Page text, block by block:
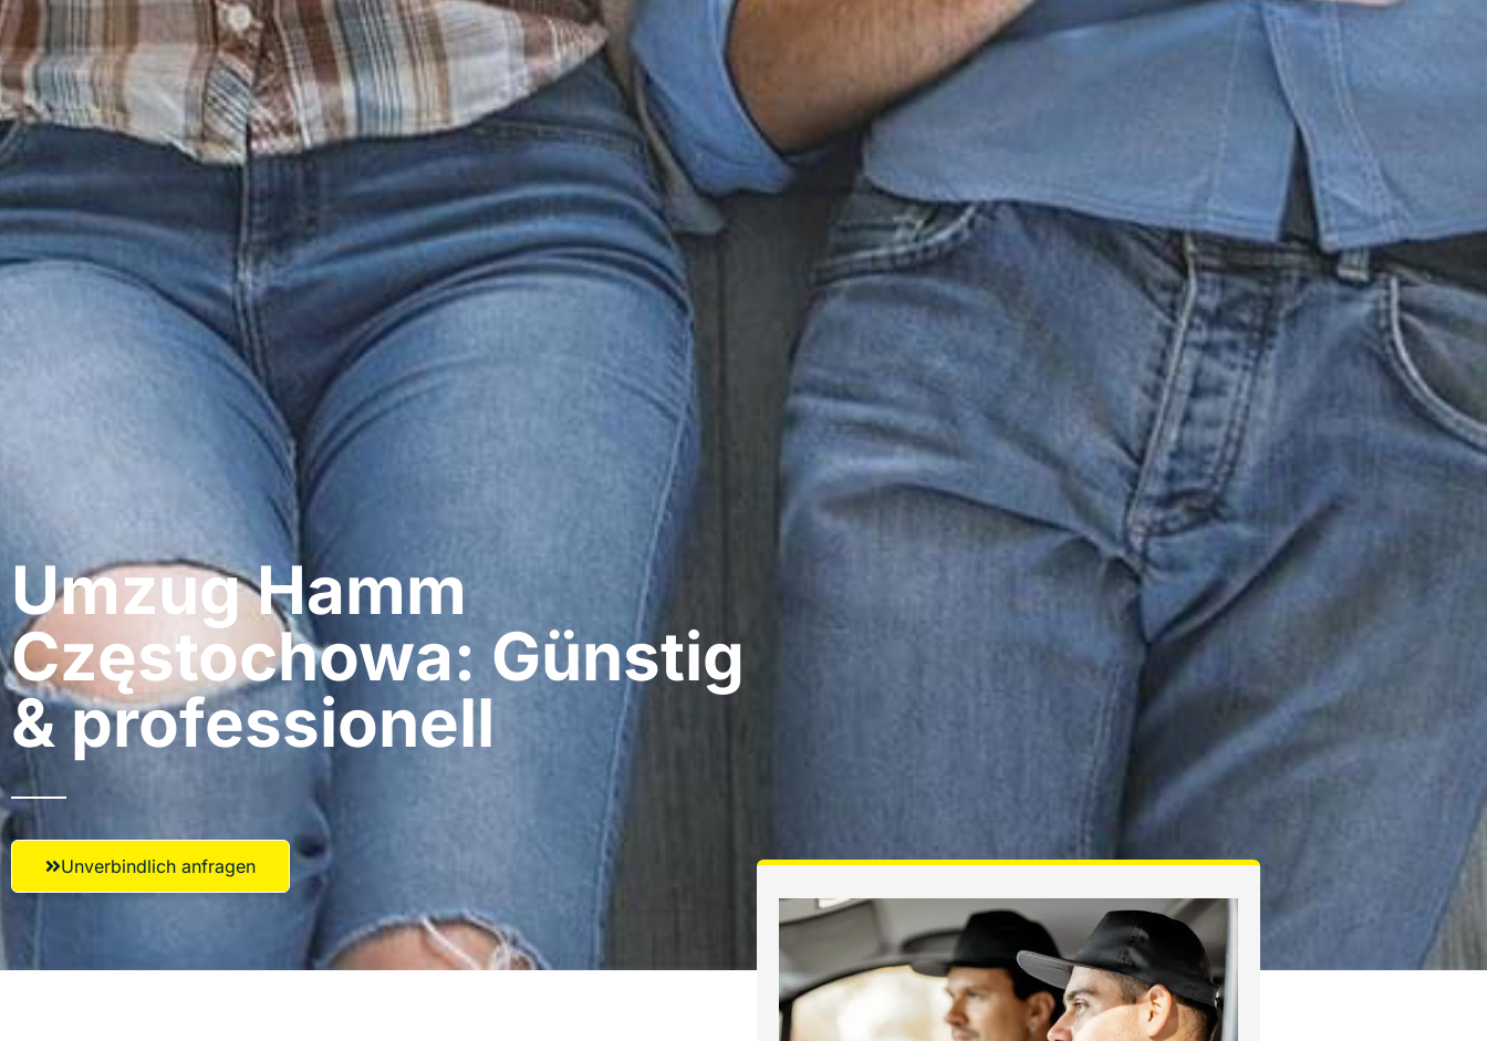
Umzug Hamm​
Częstochowa: Günstig
& professionell​
Unverbindlich anfragen